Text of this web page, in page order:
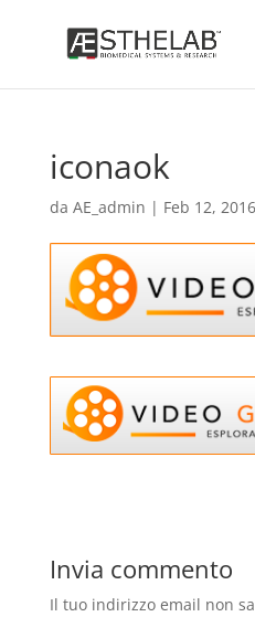
iconaok
da AE_admin | Feb 12, 2016
Invia commento
Il tuo indirizzo email non